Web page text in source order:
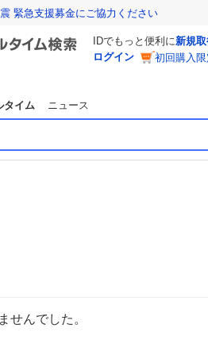
緊急支援募金にご協力ください
IDでもっと便利に新規
ログイン
初回購入
タイム ニュース
せんでした。